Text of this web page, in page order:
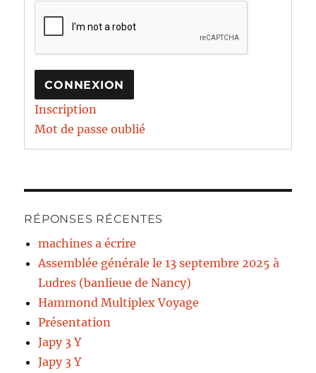
CONNEXION
Inscription
Mot de passe oublié
RÉPONSES RÉCENTES
machines a écrire
Assemblée générale le 13 septembre 2025 à
Ludres (banlieue de Nancy)
Hammond Multiplex Voyage
Présentation
Japy 3 Y
Japy 3 Y